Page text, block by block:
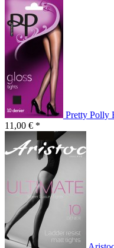
Pretty Polly
11,00 € *